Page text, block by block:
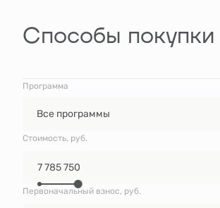
Способы покупки
Программа
Все программы
Стоимость, руб.
Первоначальный взнос, руб.